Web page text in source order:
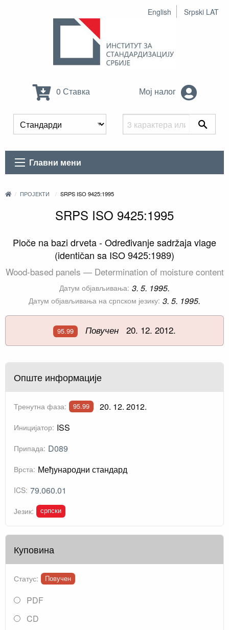
English Srpski LAT
0 Ставка Мој налог
Главни мени
ПРОЈЕКТИ SRPS ISO 9425:1995
SRPS ISO 9425:1995
Ploče na bazi drveta - Određivanje sadržaja vlage
(identičan sa ISO 9425:1989)
Wood-based panels — Determination of moisture content
Датум објављивања: 3. 5. 1995.
Датум објављивања на српском језику: 3. 5. 1995.
95.99 Повучен 20. 12. 2012.
Опште информације
Тренутна фаза: 95.99 20. 12. 2012.
Иницијатор: ISS
Припада: D089
Врста: Међународни стандард
ICS: 79.060.01
Језик: српски
Куповина
Статус: Повучен
PDF
CD